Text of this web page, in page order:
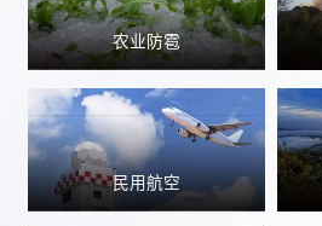
农业防雹
民用航空